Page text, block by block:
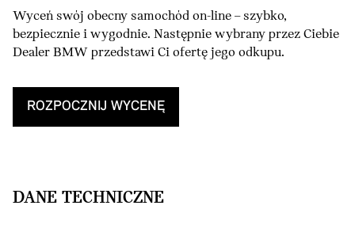
Wyceń swój obecny samochód on-line – szybko,
bezpiecznie i wygodnie. Następnie wybrany przez Ciebie
Dealer BMW przedstawi Ci ofertę jego odkupu.
ROZPOCZNIJ WYCENĘ
DANE TECHNICZNE